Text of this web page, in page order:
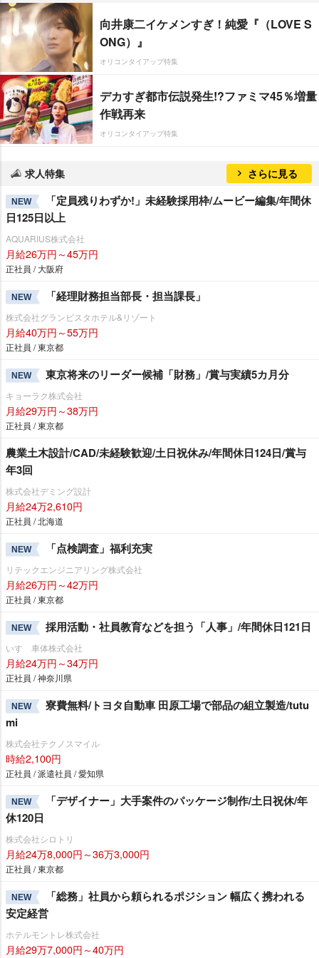
向井康二イケメンすぎ！純愛『（LOVE S
ONG）』
オリコンタイアップ特集
デカすぎ都市伝説発生!?ファミマ45％増量
作戦再来
オリコンタイアップ特集
求人特集 さらに見る
NEW
「定員残りわずか!」未経験採用枠/ムービー編集/年間休
日125日以上
AQUARIUS株式会社
月給26万円～45万円
正社員 / 大阪府
NEW 「経理財務担当部長・担当課長」
株式会社グランビスタホテル&リゾート
月給40万円～55万円
正社員 / 東京都
NEW 東京将来のリーダー候補「財務」/賞与実績5カ月分
キョーラク株式会社
月給29万円～38万円
正社員 / 東京都
農業土木設計/CAD/未経験歓迎/土日祝休み/年間休日124日/賞与
年3回
株式会社デミング設計
月給24万2,610円
正社員 / 北海道
NEW 「点検調査」福利充実
リテックエンジニアリング株式会社
月給26万円～42万円
正社員 / 東京都
NEW 採用活動・社員教育などを担う「人事」/年間休日121日
いすゞ車体株式会社
月給24万円～34万円
正社員 / 神奈川県
NEW
寮費無料/トヨタ自動車 田原工場で部品の組立製造/tutu
mi
株式会社テクノスマイル
時給2,100円
正社員 / 派遣社員 / 愛知県
NEW
「デザイナー」大手案件のパッケージ制作/土日祝休/年
休120日
株式会社シロトリ
月給24万8,000円～36万3,000円
正社員 / 東京都
NEW
「総務」社員から頼られるポジション 幅広く携われる
安定経営
ホテルモントレ株式会社
月給29万7,000円～40万円